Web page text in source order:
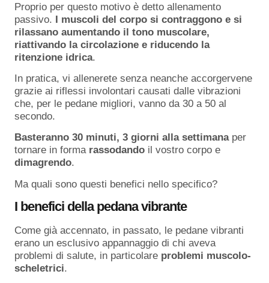
Proprio per questo motivo è detto allenamento
passivo. I muscoli del corpo si contraggono e si
rilassano aumentando il tono muscolare,
riattivando la circolazione e riducendo la
ritenzione idrica.
In pratica, vi allenerete senza neanche accorgervene
grazie ai riflessi involontari causati dalle vibrazioni
che, per le pedane migliori, vanno da 30 a 50 al
secondo.
Basteranno 30 minuti, 3 giorni alla settimanaper
tornare in forma rassodando il vostro corpo e
dimagrendo.
Ma quali sono questi benefici nello specifico?
I benefici della pedana vibrante
Come già accennato, in passato, le pedane vibranti
erano un esclusivo appannaggio di chi aveva
problemi di salute, in particolare problemi muscolo-
scheletrici.